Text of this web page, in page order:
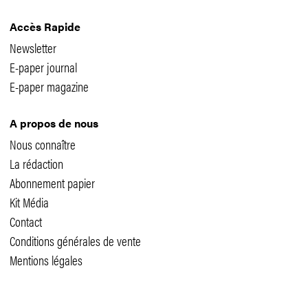
Accès Rapide
Newsletter
E-paper journal
E-paper magazine
A propos de nous
Nous connaître
La rédaction
Abonnement papier
Kit Média
Contact
Conditions générales de vente
Mentions légales